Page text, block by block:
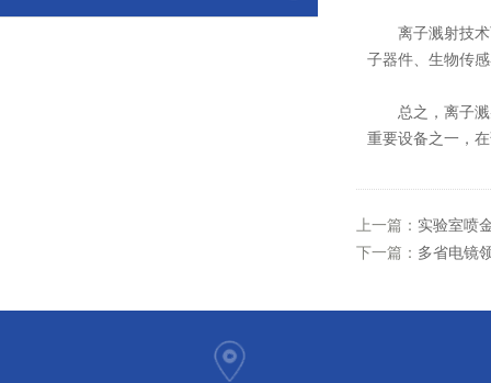
离子溅射技术
子器件、生物传
总之，离子溅
重要设备之一，
上一篇： 实验室喷
下一篇： 多省电镜